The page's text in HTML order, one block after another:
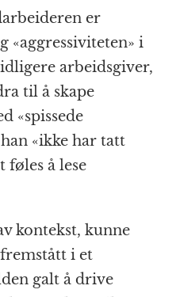
er
«aggressiviteten» i
arbeidsgiver,
til å skape
«spissede
«ikke har tatt
føles å lese
kontekst, kunne
i et
galt å drive